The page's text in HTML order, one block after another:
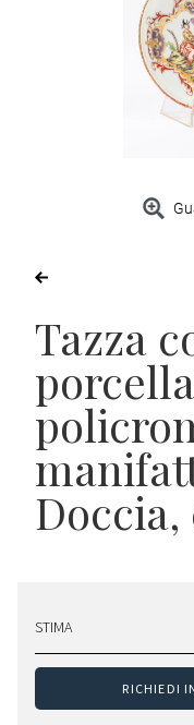
Tazza
Doccia,
STIMA
RICHIEDI